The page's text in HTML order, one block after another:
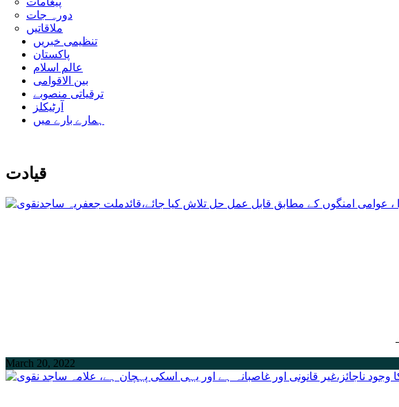
دورہ جات
ملاقاتیں
تنظیمی خبریں
پاکستان
عالم اسلام
بین الاقوامی
ترقیاتی منصوبے
آرٹیکلز
ہمارے بارے میں
قیادت
March 20, 2022